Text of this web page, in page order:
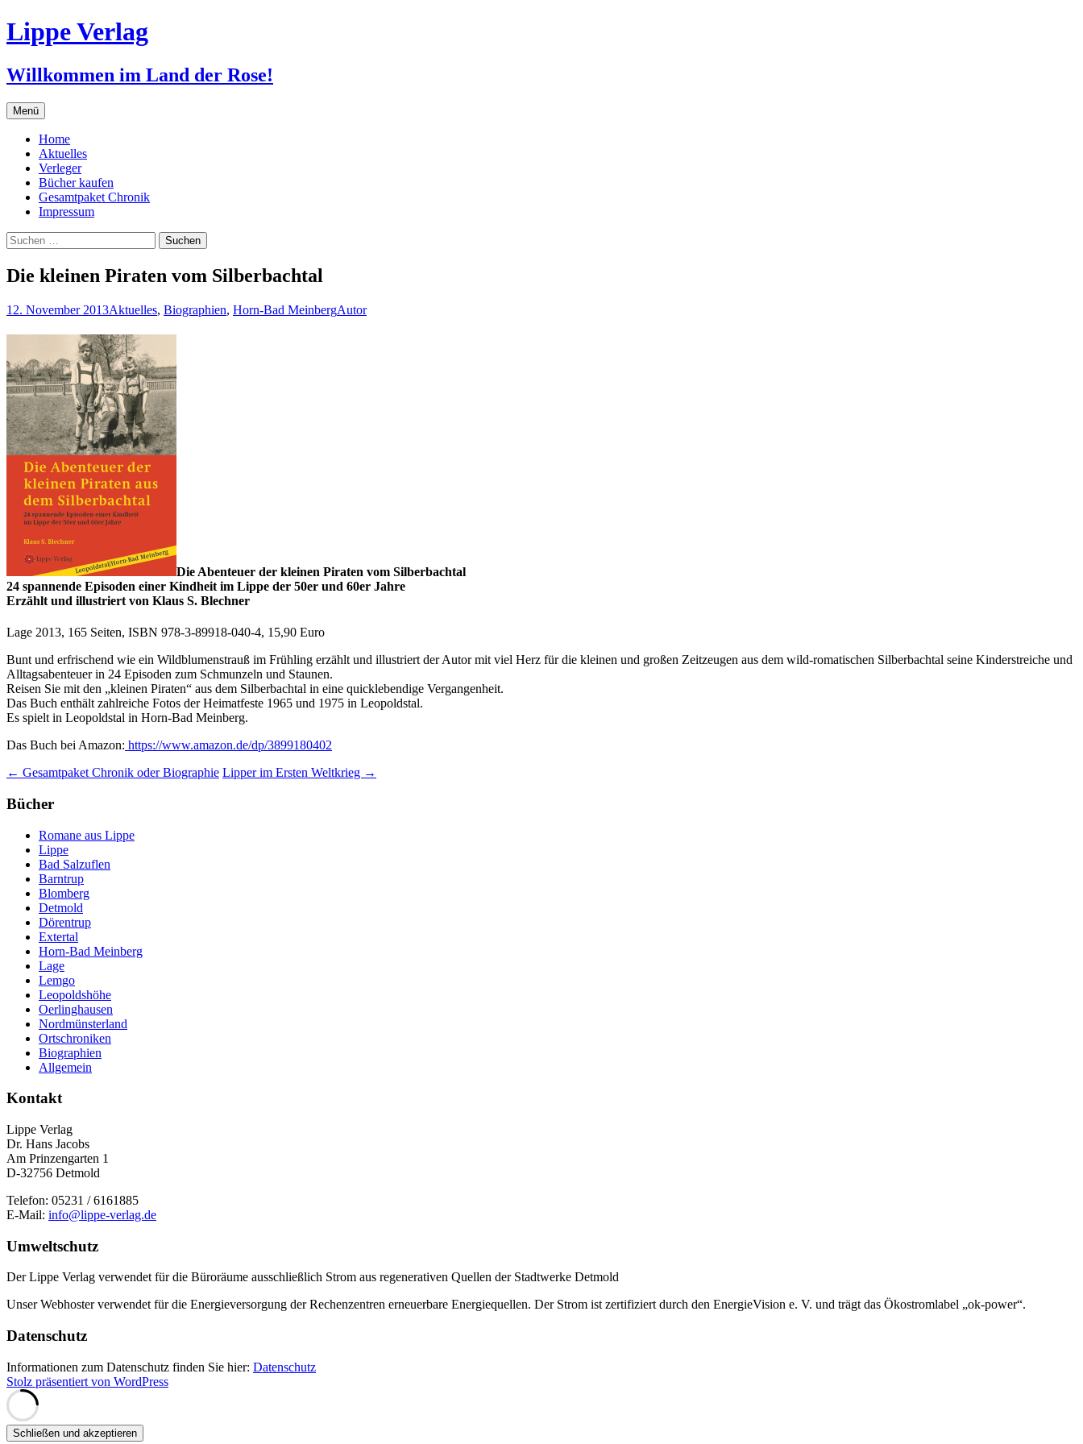
Zum
Inhalt
Lippe Verlag
Willkommen im Land der Rose!
Menü
Home
Aktuelles
Verleger
Bücher kaufen
Gesamtpaket Chronik
Impressum
Suchen
nach:
Die kleinen Piraten vom Silberbachtal
12. November 2013Aktuelles, Biographien, Horn-Bad MeinbergAutor
Die Abenteuer der kleinen Piraten vom Silberbachtal
24 spannende Episoden einer Kindheit im Lippe der 50er und 60er Jahre
Erzählt und illustriert von Klaus S. Blechner
Lage 2013, 165 Seiten, ISBN 978-3-89918-040-4, 15,90 Euro
Bunt und erfrischend wie ein Wildblumenstrauß im Frühling erzählt und illustriert der Autor mit viel Herz für die kleinen und großen Zeitzeugen aus dem wild-romatischen Silberbachtal seine Kinderstreiche und
Alltagsabenteuer in 24 Episoden zum Schmunzeln und Staunen.
Reisen Sie mit den „kleinen Piraten“ aus dem Silberbachtal in eine quicklebendige Vergangenheit.
Das Buch enthält zahlreiche Fotos der Heimatfeste 1965 und 1975 in Leopoldstal.
Es spielt in Leopoldstal in Horn-Bad Meinberg.
Das Buch bei Amazon: https://www.amazon.de/dp/3899180402
Beitragsnavigation
← Gesamtpaket Chronik oder Biographie Lipper im Ersten Weltkrieg →
Bücher
Romane aus Lippe
Lippe
Bad Salzuflen
Barntrup
Blomberg
Detmold
Dörentrup
Extertal
Horn-Bad Meinberg
Lage
Lemgo
Leopoldshöhe
Oerlinghausen
Nordmünsterland
Ortschroniken
Biographien
Allgemein
Kontakt
Lippe Verlag
Dr. Hans Jacobs
Am Prinzengarten 1
D-32756 Detmold
Telefon: 05231 / 6161885
E-Mail: info@lippe-verlag.de
Umweltschutz
Der Lippe Verlag verwendet für die Büroräume ausschließlich Strom aus regenerativen Quellen der Stadtwerke Detmold
Unser Webhoster verwendet für die Energieversorgung der Rechenzentren erneuerbare Energiequellen. Der Strom ist zertifiziert durch den EnergieVision e. V. und trägt das Ökostromlabel „ok-power“.
Datenschutz
Informationen zum Datenschutz finden Sie hier: Datenschutz
Stolz präsentiert von WordPress